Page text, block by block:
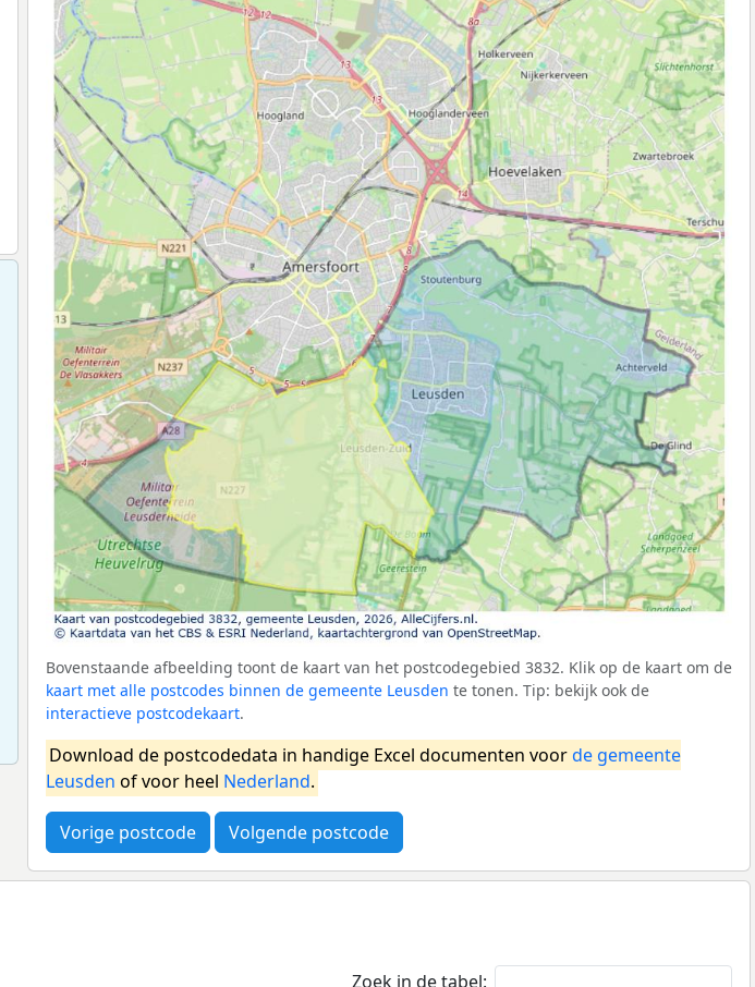
Bovenstaande afbeelding toont de kaart van het postcodegebied 3832. Klik op de kaart om de
kaart met alle postcodes binnen de gemeente Leusden te tonen. Tip: bekijk ook de
interactieve postcodekaart.
Download de postcodedata in handige Excel documenten voorde gemeente
Leusden of voor heel Nederland.
Vorige postcode Volgende postcode
Zoek in de tabel: